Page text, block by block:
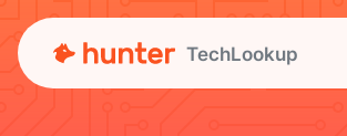
TechLookup